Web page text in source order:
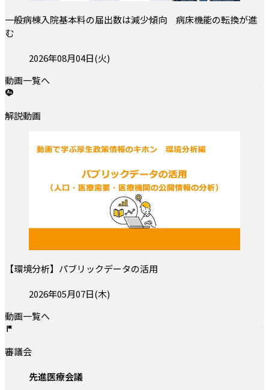
一般病棟入院基本料の届出数は減少傾向 病床機能の転換が進
む
投稿日:2026年08月04日(火)
動画一覧へ
解説動画
【環境分析】パブリックデータの活用
投稿日:2026年05月07日(木)
動画一覧へ
審議会
先進医療会議